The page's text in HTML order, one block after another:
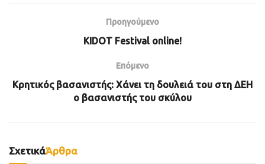
Προηγούμενο
KIDOT Festival online!
Επόμενο
Κρητικός βασανιστής: Χάνει τη δουλειά του στη ΔΕΗ
ο βασανιστής του σκύλου
ΣχετικάΆρθρα